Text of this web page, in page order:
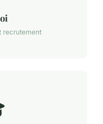
recrutement